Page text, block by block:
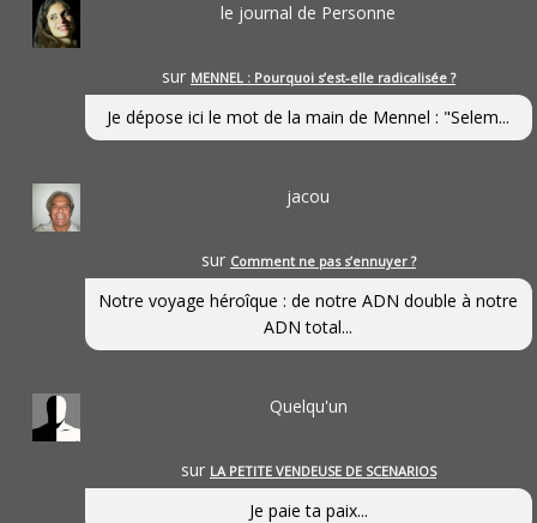
le journal de Personne
sur MENNEL : Pourquoi s’est-elle radicalisée ?
Je dépose ici le mot de la main de Mennel : "Selem...
jacou
sur Comment ne pas s’ennuyer ?
Notre voyage héroîque : de notre ADN double à notre
ADN total...
Quelqu'un
sur LA PETITE VENDEUSE DE SCENARIOS
Je paie ta paix...